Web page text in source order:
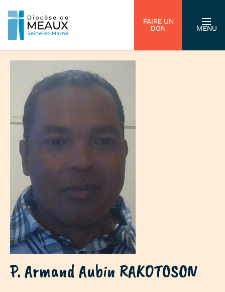
FAIRE UN
DON
MENU
P. Armand Aubin RAKOTOSON